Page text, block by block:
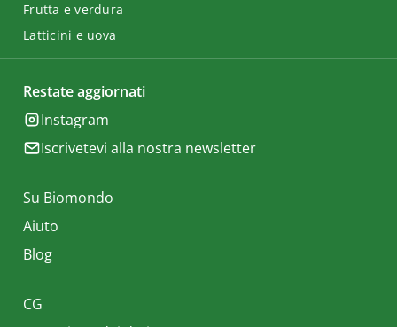
Frutta e verdura
Latticini e uova
Restate aggiornati
Instagram
Iscrivetevi alla nostra newsletter
Su Biomondo
Aiuto
Blog
CG